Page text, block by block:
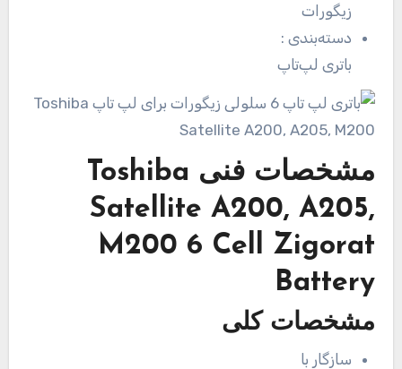
زیگورات
دسته‌بندی:
باتری لپ‌تاپ
مشخصات فنی Toshiba
Satellite A200, A205,
M200 6 Cell Zigorat
Battery
مشخصات کلی
سازگار با